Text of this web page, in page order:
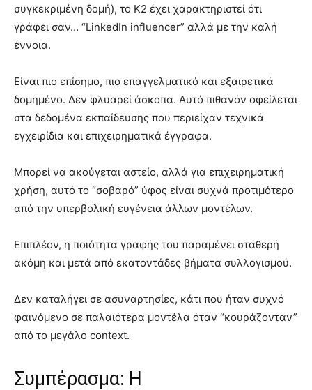
συγκεκριμένη δομή), το K2 έχει χαρακτηριστεί ότι
γράφει σαν… “LinkedIn influencer” αλλά με την καλή
έννοια.
Είναι πιο επίσημο, πιο επαγγελματικό και εξαιρετικά
δομημένο. Δεν φλυαρεί άσκοπα. Αυτό πιθανόν οφείλεται
στα δεδομένα εκπαίδευσης που περιείχαν τεχνικά
εγχειρίδια και επιχειρηματικά έγγραφα.
Μπορεί να ακούγεται αστείο, αλλά για επιχειρηματική
χρήση, αυτό το “σοβαρό” ύφος είναι συχνά προτιμότερο
από την υπερβολική ευγένεια άλλων μοντέλων.
Επιπλέον, η ποιότητα γραφής του παραμένει σταθερή
ακόμη και μετά από εκατοντάδες βήματα συλλογισμού.
Δεν καταλήγει σε ασυναρτησίες, κάτι που ήταν συχνό
φαινόμενο σε παλαιότερα μοντέλα όταν “κουράζονταν”
από το μεγάλο context.
Συμπέρασμα: Η